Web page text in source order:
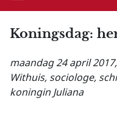
Koningsdag:
maandag 24 april
Withuis, sociologe,
koningin Juliana